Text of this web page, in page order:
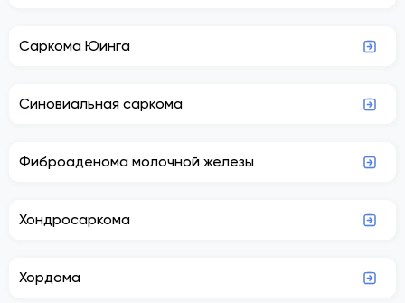
Саркома Юинга
Синовиальная саркома
Фиброаденома молочной железы
Хондросаркома
Хордома